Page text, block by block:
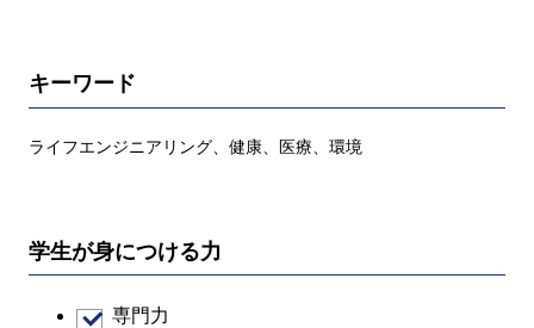
キーワード
ライフエンジニアリング、健康、医療、環境
学生が身につける力
専門力